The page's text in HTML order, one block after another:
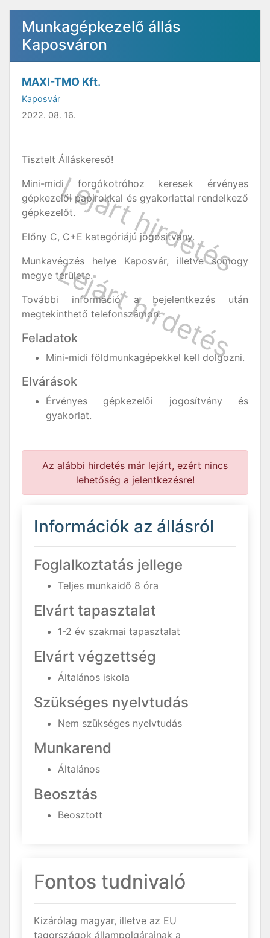
Munkagépkezelő állás
Kaposváron
MAXI-TMO Kft.
Kaposvár
2022. 08. 16.
Tisztelt Álláskereső!
Mini-midi forgókotróhoz keresek érvényes
gépkezelői papirokkal és gyakorlattal rendelkező
gépkezelőt.
Előny C, C+E kategóriájú jogositvány.
Munkavégzés helye Kaposvár, illetve somogy
megye területe.
További információ a bejelentkezés után
megtekinthető telefonszámon.
Feladatok
Mini-midi földmunkagépekkel kell dolgozni.
Elvárások
Érvényes gépkezelői jogosítvány és
gyakorlat.
Az alábbi hirdetés már lejárt, ezért nincs
lehetőség a jelentkezésre!
Információk az állásról
Foglalkoztatás jellege
Teljes munkaidő 8 óra
Elvárt tapasztalat
1-2 év szakmai tapasztalat
Elvárt végzettség
Általános iskola
Szükséges nyelvtudás
Nem szükséges nyelvtudás
Munkarend
Általános
Beosztás
Beosztott
Fontos tudnivaló
Kizárólag magyar, illetve az EU
tagországok állampolgárainak a